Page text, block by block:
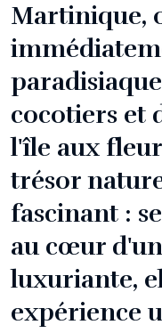
Martinique,
cocotiers et
l'île aux
trésor
fascinant :
au cœur
luxuriante,
expérience